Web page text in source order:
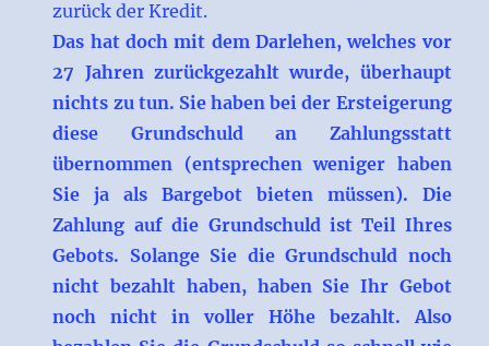
zurück der Kredit.
Das hat doch mit dem Darlehen, welches vor
27 Jahren zurückgezahlt wurde, überhaupt
nichts zu tun. Sie haben bei der Ersteigerung
diese Grundschuld an Zahlungsstatt
übernommen (entsprechen weniger haben
Sie ja als Bargebot bieten müssen). Die
Zahlung auf die Grundschuld ist Teil Ihres
Gebots. Solange Sie die Grundschuld noch
nicht bezahlt haben, haben Sie Ihr Gebot
noch nicht in voller Höhe bezahlt. Also